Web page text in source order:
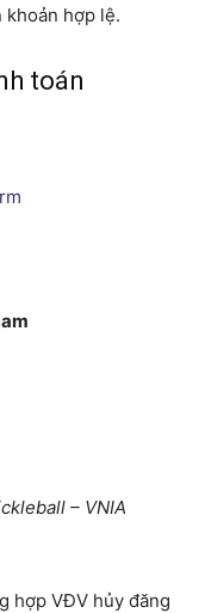
khoản hợp lệ.
toán
– VNIA
hợp VĐV hủy đăng